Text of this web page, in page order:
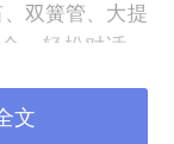
双簧管、大提
，轻松对话。
的一位大爷突
文